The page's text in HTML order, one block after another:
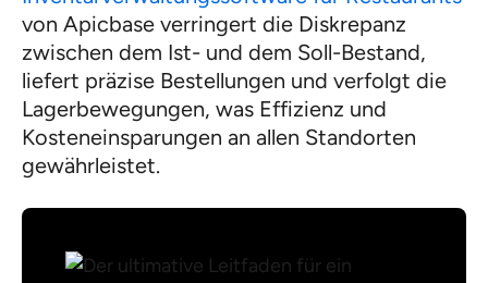
von Apicbase verringert die Diskrepanz
zwischen dem Ist- und dem Soll-Bestand,
liefert präzise Bestellungen und verfolgt die
Lagerbewegungen, was Effizienz und
Kosteneinsparungen an allen Standorten
gewährleistet.